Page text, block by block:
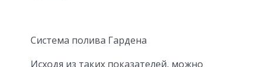
Система полива Гардена
Исходя из таких показателей, можно